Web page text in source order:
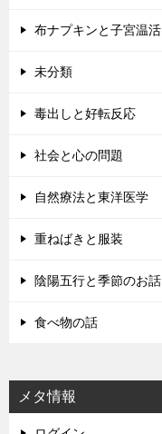
布ナプキンと子宮温活
未分類
毒出しと好転反応
社会と心の問題
自然療法と東洋医学
重ねばきと服装
陰陽五行と季節のお話
食べ物の話
メタ情報